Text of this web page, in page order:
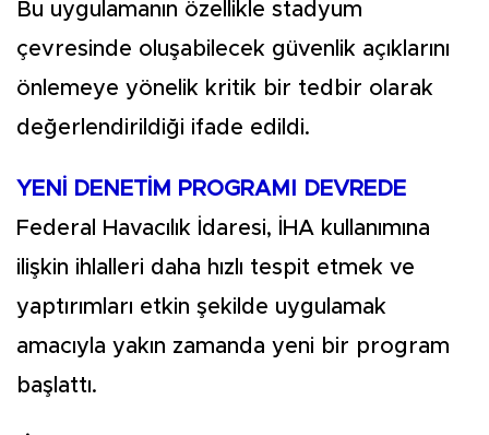
Bu uygulamanın özellikle stadyum
çevresinde oluşabilecek güvenlik açıklarını
önlemeye yönelik kritik bir tedbir olarak
değerlendirildiği ifade edildi.
YENİ DENETİM PROGRAMI DEVREDE
Federal Havacılık İdaresi, İHA kullanımına
ilişkin ihlalleri daha hızlı tespit etmek ve
yaptırımları etkin şekilde uygulamak
amacıyla yakın zamanda yeni bir program
başlattı.